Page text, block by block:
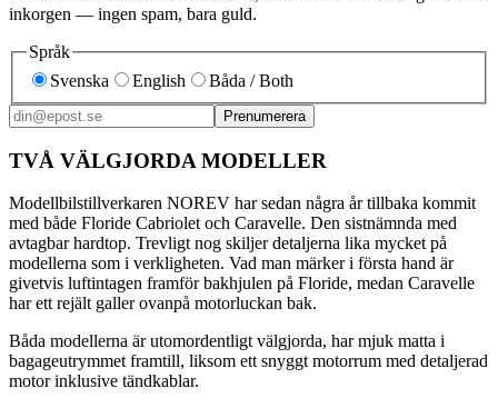
inkorgen — ingen spam, bara guld.
Språk
Svenska
English Båda / Both
Prenumerera
TVÅ VÄLGJORDA MODELLER
Modellbilstillverkaren NOREV har sedan några år tillbaka kommit
med både Floride Cabriolet och Caravelle. Den sistnämnda med
avtagbar hardtop. Trevligt nog skiljer detaljerna lika mycket på
modellerna som i verkligheten. Vad man märker i första hand är
givetvis luftintagen framför bakhjulen på Floride, medan Caravelle
har ett rejält galler ovanpå motorluckan bak.
Båda modellerna är utomordentligt välgjorda, har mjuk matta i
bagageutrymmet framtill, liksom ett snyggt motorrum med detaljerad
motor inklusive tändkablar.